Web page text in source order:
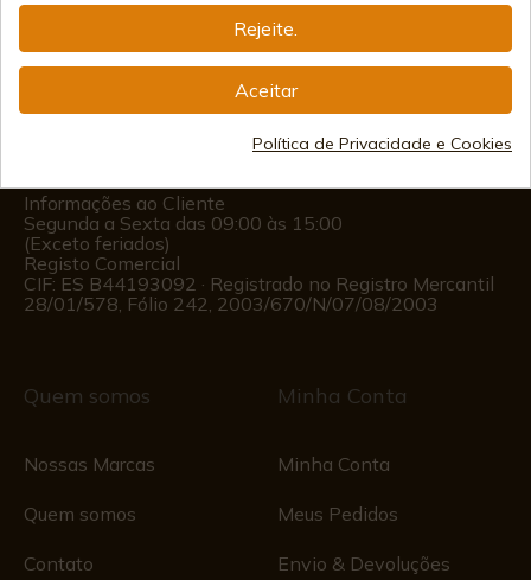
info@aceros-de-hispania.com
Informações ao Cliente
Segunda a Sexta das 09:00 às 15:00
(Exceto feriados)
Registo Comercial
CIF: ES B44193092 · Registrado no Registro Mercantil
28/01/578, Fólio 242, 2003/670/N/07/08/2003
Quem somos
Nossas Marcas
Quem somos
Contato
Minha Conta
Minha Conta
Meus Pedidos
Envio & Devoluções
Rejeite.
Aceitar
Política de Privacidade e Cookies